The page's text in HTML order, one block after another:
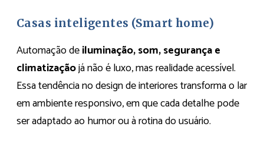
Casas inteligentes (Smart home)
Automação deiluminação, som, segurança e
climatizaçãojá não é luxo, mas realidade acessível.
Essa tendência no design de interiores transforma o lar
em ambiente responsivo, em que cada detalhe pode
ser adaptado ao humor ou à rotina do usuário.